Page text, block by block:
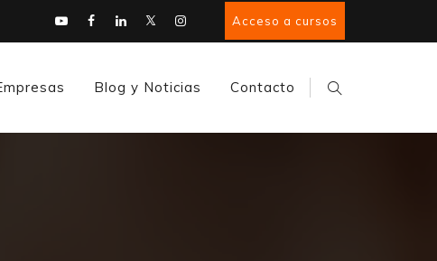
Acceso a cursos
Blog y Noticias Contacto